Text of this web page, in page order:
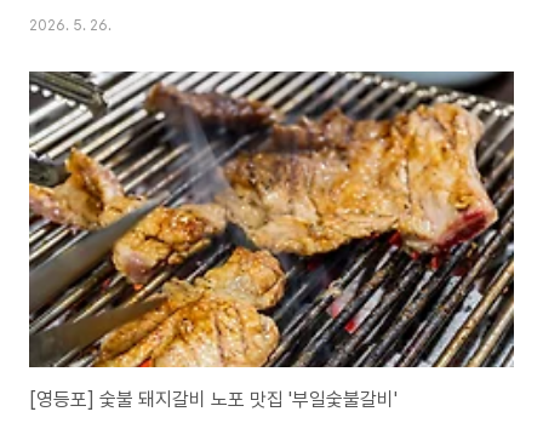
를 지키고 있다는 뜻이다. 중소벤처기업부 백년가게 인증도 받은 집이다. MBC
건 이번이 처음이었다. 창업자는 함경도 홍남 출신 이태로 씨. 고향에서 먹던 냉
면 맛을 그대로 가져왔고, 지금은 2대째 대를 이어 운영 중이다. 32년 근속 주
방장을 포함해 10년 이상 된 조리사들이 지금도 그대로 일하고 있다는 것도 이
가게를 설명하는 한 줄이다. ◈ 함흥냉면위치 : 서울 영등포구 영등포로42길
6..
2026. 5. 26.
[영등포] 숯불 돼지갈비 노포 맛집 '부일숯불갈비'